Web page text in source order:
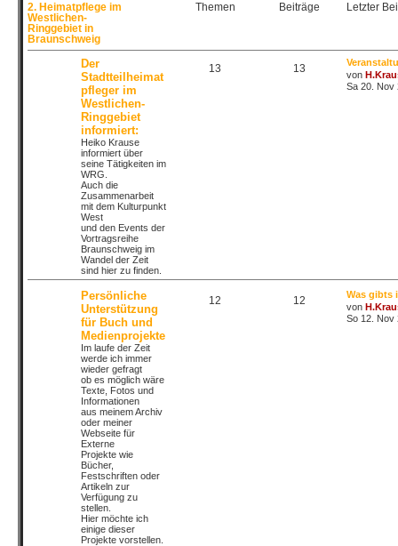
2. Heimatpflege im
Westlichen-
Ringgebiet in
Braunschweig
Themen Beiträge Letzter
Der
Stadtteilheimat
pfleger im
Westlichen-
Ringgebiet
informiert:
Heiko Krause
informiert über
seine Tätigkeiten im
WRG.
Auch die
Zusammenarbeit
mit dem Kulturpunkt
West
und den Events der
Vortragsreihe
Braunschweig im
Wandel der Zeit
sind hier zu finden.
13 13
von
Sa 20. Nov
Persönliche
Unterstützung
für Buch und
Medienprojekte
Im laufe der Zeit
werde ich immer
wieder gefragt
ob es möglich wäre
Texte, Fotos und
Informationen
aus meinem Archiv
oder meiner
Webseite für
Externe
Projekte wie
Bücher,
Festschriften oder
Artikeln zur
Verfügung zu
stellen.
Hier möchte ich
einige dieser
Projekte vorstellen.
12 12
Was gibts
von
So 12. Nov